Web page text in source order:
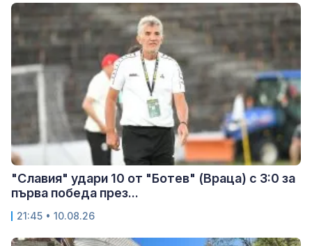
"Славия" удари 10 от "Ботев" (Враца) с 3:0 за
първа победа през...
21:45 • 10.08.26